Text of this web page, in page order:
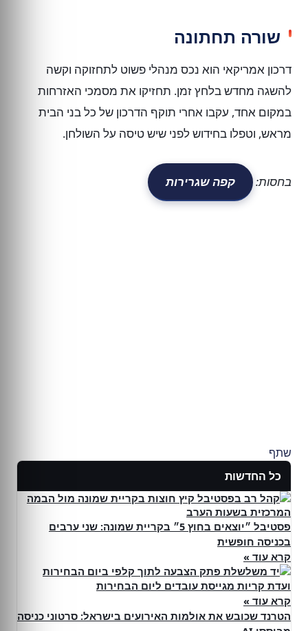
שורה תחתונה
דרכון אמריקאי הוא נכס מנהלי פשוט לתחזוקה וקשה
להשגה מחדש בלחץ זמן. תחזיקו את מסמכי האזרחות
במקום אחד, עקבו אחרי תוקף הדרכון של כל בני הבית
מראש, וטפלו בחידוש לפני שיש טיסה על השולחן.
בחסות: קפה שגרירות
שתף
כל החדשות
פסטיבל ״יוצאים בחוץ 5״ בקריית שמונה: שני ערבים
בכניסה חופשית
קרא עוד »
ועדת קריות מגייסת עובדים ליום הבחירות
קרא עוד »
הטרנד שכובש את אולמות האירועים בישראל: סרטוני כניסה